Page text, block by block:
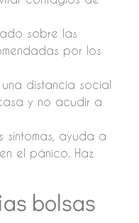
sobre las
por los
una distancia social
y no acudir a
síntomas, ayuda a
el pánico. Haz
bolsas